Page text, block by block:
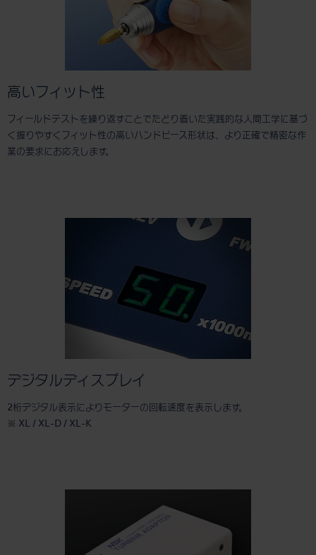
高いフィット性
フィールドテストを繰り返すことでたどり着いた実践的な人間工学に基づ
く握りやすくフィット性の高いハンドピース形状は、より正確で精密な作
業の要求にお応えします。
デジタルディスプレイ
2桁デジタル表示によりモーターの回転速度を表示します。
※ XL / XL-D / XL-K